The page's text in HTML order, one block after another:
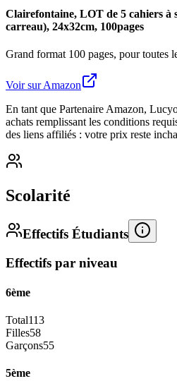
Clairefontaine, LOT de 5 cahiers à
carreau), 24x32cm, 100pages
Grand format 100 pages, pour toutes
Voir sur Amazon
En tant que Partenaire Amazon,
achats remplissant les conditions
des liens affiliés : votre prix reste
Scolarité
Effectifs Étudiants
Effectifs par niveau
6ème
Total113
Filles58
Garçons55
5ème